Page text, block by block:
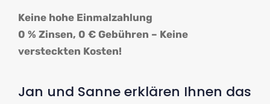
Keine hohe Einmalzahlung
0 % Zinsen, 0 € Gebühren – Keine
versteckten Kosten!
Jan und Sanne erklären Ihnen das